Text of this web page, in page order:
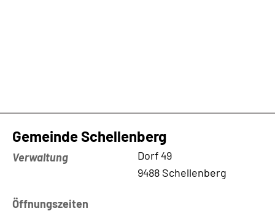
Gemeinde Schellenberg
Verwaltung
Dorf 49
9488 Schellenberg
Öffnungszeiten